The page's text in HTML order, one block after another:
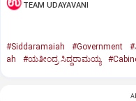
TEAM UDAYAVANI
#Siddaramaiah #Government
ah
#ಯತೀಂದ್ರ ಸಿದ್ದರಾಮಯ್ಯ